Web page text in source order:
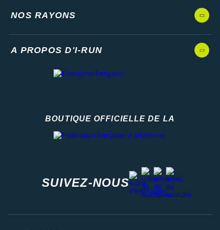
NOS RAYONS
A PROPOS D'I-RUN
BOUTIQUE OFFICIELLE DE LA
SUIVEZ-NOUS
instagram
facebook
stravayoutube